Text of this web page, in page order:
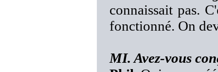
connaissait pas.
fonctionné. On
MI. Avez-vous